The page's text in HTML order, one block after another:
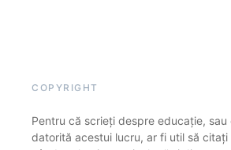
COPYRIGHT
Pentru că scrieți despre educație,
datorită acestui lucru, ar fi util să